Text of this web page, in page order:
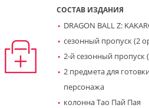
СОСТАВ ИЗДАНИЯ
DRAGON BALL Z:
сезонный пропуск (2
2-й сезонный
2 предмета для
персонажа
колонна Тао Пай Пая